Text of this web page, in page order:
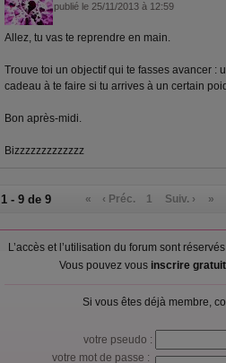
publié le 25/11/2013 à 12:59
Allez, tu vas te reprendre en main.
Trouve toi un objectif qui te fasses avancer :
cadeau à te faire si tu arrives à un certain
Bon après-midi.
Bizzzzzzzzzzzzz
1 - 9 de 9 « ‹ Préc. 1 Suiv. › »
L’accès et l’utilisation du forum sont
Vous pouvez vous inscrire
Si vous êtes déjà membre,
votre pseudo :
votre mot de passe :